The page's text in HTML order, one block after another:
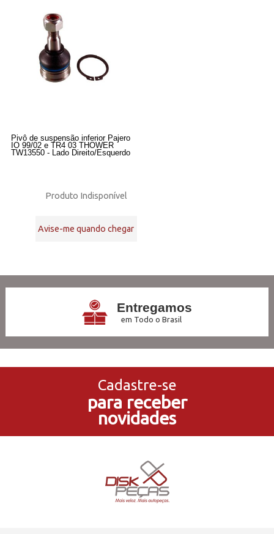
Pivô de suspensão inferior Pajero
IO 99/02 e TR4 03 THOWER
TW13550 - Lado Direito/Esquerdo
Produto Indisponível
Avise-me quando chegar
Entregamos
em Todo o Brasil
no Cartão de Crédito
5% de Desconto
no Pagamento PIX
Em Nossas Lojas Físicas
Cadastre-se
para receber
novidades